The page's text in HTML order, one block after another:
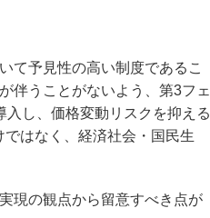
て予見性の高い制度であるこ
伴うことがないよう、第3フェ
し、価格変動リスクを抑える
はなく、経済社会・国民生
現の観点から留意すべき点が